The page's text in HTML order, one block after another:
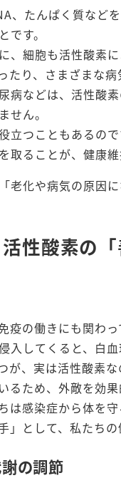
、たんぱく質など
す。
、細胞も活性酸素に
たり、さまざまな病
病などは、活性酸
せん。
立つこともあるので
取ることが、健康維
老化や病気の原因
性酸素の
の働きにも関わっ
入してくると、白
、実は活性酸素な
るため、外敵を効果
は感染症から体を守
として、私たちの
の調節